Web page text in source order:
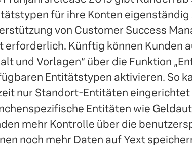
für ihre Konten
von Customer Success
erforderlich. Künftig können Kunden
und Vorlagen“ über die Funktion
Entitätstypen aktivieren. So
nur Standort-Entitäten
Entitäten wie
mehr Kontrolle über die
noch mehr Daten auf Yext